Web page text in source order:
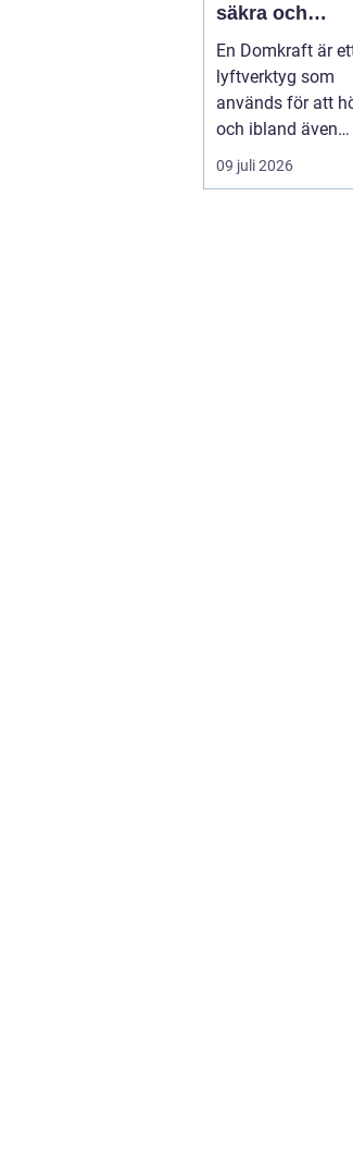
säkra och
precisa lyft
En Domkraft är
lyftverktyg som
används för att
och ibland även
positionera tunga
objekt, so...
09 juli 2026